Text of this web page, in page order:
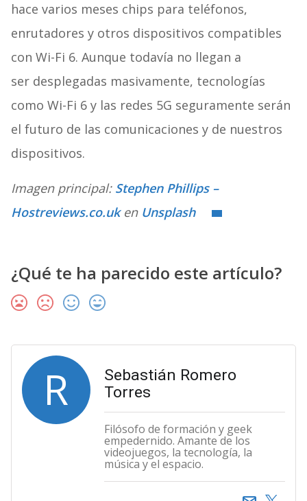
hace varios meses chips para teléfonos,
enrutadores y otros dispositivos compatibles
con Wi-Fi 6. Aunque todavía no llegan a
ser desplegadas masivamente, tecnologías
como Wi-Fi 6 y las redes 5G seguramente serán
el futuro de las comunicaciones y de nuestros
dispositivos.
Imagen principal: Stephen Phillips –
Hostreviews.co.uken Unsplash
¿Qué te ha parecido este artículo?
R
Sebastián Romero
Torres
Filósofo de formación y geek
empedernido. Amante de los
videojuegos, la tecnología, la
música y el espacio.